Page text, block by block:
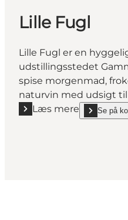
Lille Fugl
Lille Fugl er en
udstillingsstedet
spise morgenmad,
naturvin med udsigt
Læs mere
Læs mere "Lille Fugl"
Se på
show Lille